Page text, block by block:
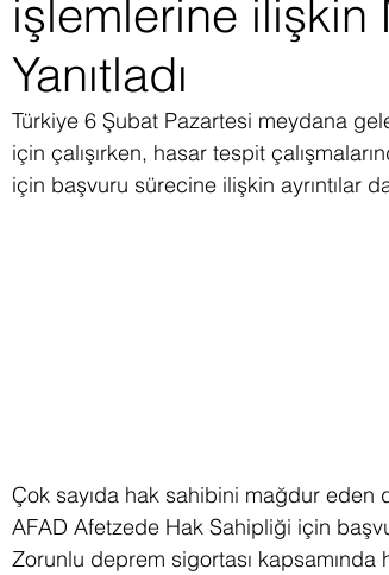
Firma Satınalma Hediye Çekilişi
işlemlerine ilişkin
Yanıtladı
Türkiye 6 Şubat Pazartesi meydana
için çalışırken, hasar tespit
için başvuru sürecine ilişkin ayrıntılar
Çok sayıda hak sahibini mağdur eden
AFAD Afetzede Hak Sahipliği için
Zorunlu deprem sigortası